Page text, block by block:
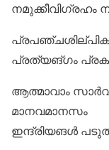
പ്രത്യങ്ഗം
ആത്മാവാം
മാനവമാനസം
ഇന്ദ്രിയങൾ